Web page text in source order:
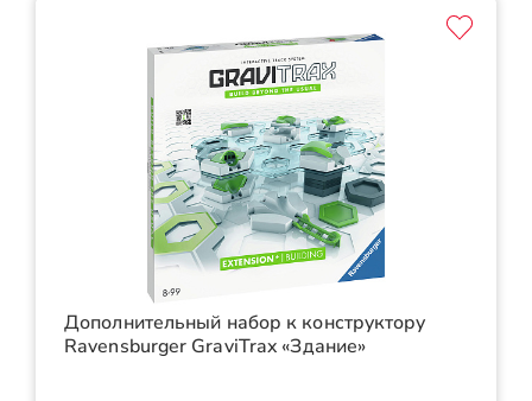
Дополнительный набор к конструктору
Ravensburger GraviTrax «Здание»